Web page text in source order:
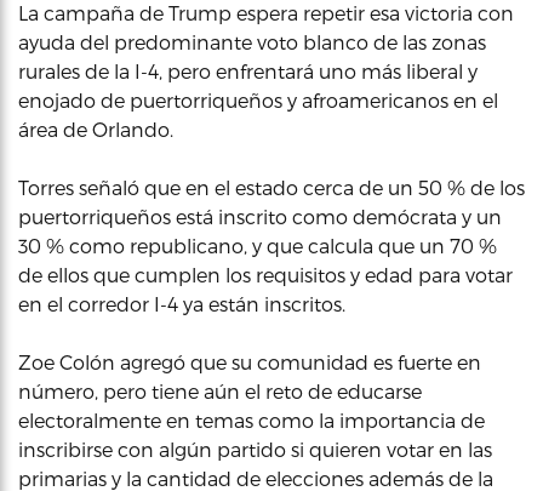
La campaña de Trump espera repetir esa victoria con
ayuda del predominante voto blanco de las zonas
rurales de la I-4, pero enfrentará uno más liberal y
enojado de puertorriqueños y afroamericanos en el
área de Orlando.
Torres señaló que en el estado cerca de un 50 % de los
puertorriqueños está inscrito como demócrata y un
30 % como republicano, y que calcula que un 70 %
de ellos que cumplen los requisitos y edad para votar
en el corredor I-4 ya están inscritos.
Zoe Colón agregó que su comunidad es fuerte en
número, pero tiene aún el reto de educarse
electoralmente en temas como la importancia de
inscribirse con algún partido si quieren votar en las
primarias y la cantidad de elecciones además de la